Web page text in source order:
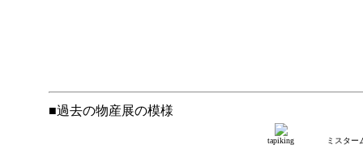
■過去の物産展の模様
tapiking ミスター